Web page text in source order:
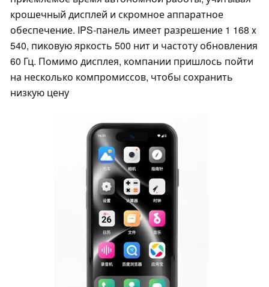
крошечный дисплей и скромное аппаратное
обеспечение. IPS-панель имеет разрешение 1 168 x
540, пиковую яркость 500 нит и частоту обновления
60 Гц. Помимо дисплея, компании пришлось пойти
на несколько компромиссов, чтобы сохранить
низкую цену